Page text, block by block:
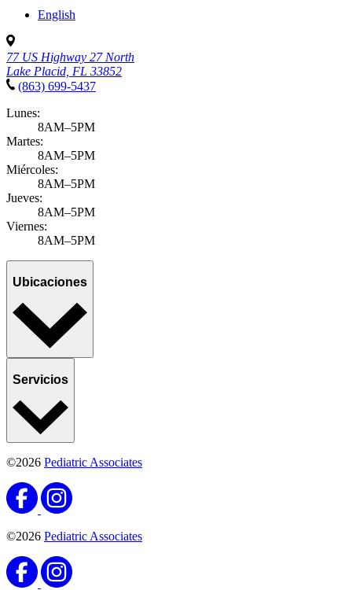
English
77 US Highway 27 North
Lake Placid, FL 33852
(863) 699-5437
Lunes:
8AM–5PM
Martes:
8AM–5PM
Miércoles:
8AM–5PM
Jueves:
8AM–5PM
Viernes:
8AM–5PM
Ubicaciones
Servicios
©2026 Pediatric Associates
©2026 Pediatric Associates